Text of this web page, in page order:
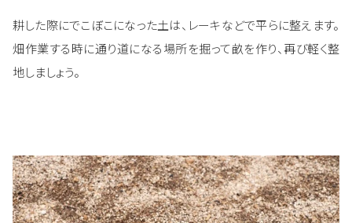
耕した際にでこぼこになった土は、レーキなどで平らに整えます。
畑作業する時に通り道になる場所を掘って畝を作り、再び軽く整
地しましょう。